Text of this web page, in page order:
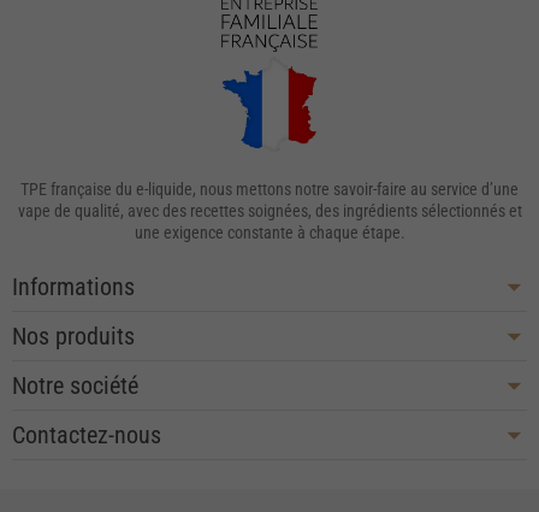
TPE française du e-liquide, nous mettons notre savoir-faire au service d’une
vape de qualité, avec des recettes soignées, des ingrédients sélectionnés et
une exigence constante à chaque étape.
Informations
Nos produits
Notre société
Contactez-nous